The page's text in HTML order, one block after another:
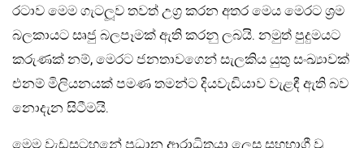
රටාව මෙම ගැටලූව තවත් උග‍්‍ර කරන අතර මෙය මෙරට ශ‍්‍රම
බලකායට සෘජු බලපෑමක් ඇති කරනු ලබයි. නමුත් පුදුමයට
කරුණක් නම්, මෙරට ජනතාවගෙන් සැලකිය යුතු සංඛ්‍යාවක්
එනම් මිලියනයක් පමණ තමන්ට දියවැඩියාව වැළඳී ඇති බව
නොදැන සිටීමයි.
මෙම වැඩසටහනේ ප‍්‍රධාන ආරාධිතයා ලෙස සහභාගී වූ